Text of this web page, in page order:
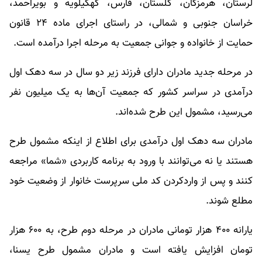
لرستان، هرمزگان، گلستان، فارس، کهگیلویه و بویراحمد،
خراسان جنوبی و شمالی، در راستای اجرای ماده ۲۴ قانون
حمایت از خانواده و جوانی جمعیت به مرحله اجرا درآمده است.
در مرحله جدید مادران دارای فرزند زیر دو سال در سه دهک اول
درآمدی در سراسر کشور که جمعیت آن‌ها به یک میلیون نفر
می‌رسید، مشمول این طرح شده‌اند.
مادران سه دهک اول درآمدی برای اطلاع از اینکه مشمول طرح
هستند یا نه می‌توانند با ورود به برنامه کاربردی «شما» مراجعه
کنند و پس از واردکردن کد ملی سرپرست خانوار از وضعیت خود
مطلع شوند.
یارانه ۴۰۰ هزار تومانی مادران در مرحله دوم طرح، به ۶۰۰ هزار
تومان افزایش یافته است و مادران مشمول طرح یسنا،